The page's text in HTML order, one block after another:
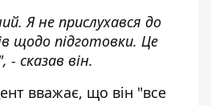
Я не прислухався до
щодо підготовки. Це
- сказав він.
вважає, що він "все